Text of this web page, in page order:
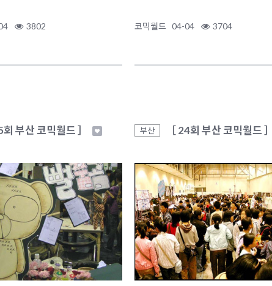
3802 코믹월드 04-04 3704
회 부산 코믹월드 ］ 부산 ［ 24회 부산 코믹월드 ］